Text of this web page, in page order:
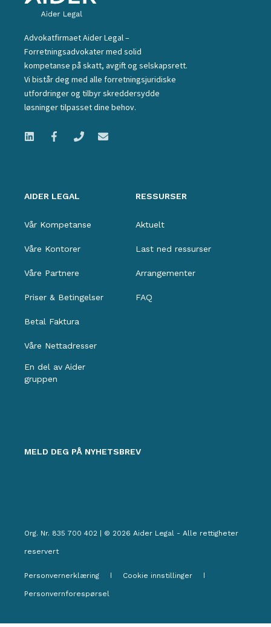
Advokatfirmaet Aider Legal –
Forretningsadvokater med solid
kompetanse på skatt, avgift og selskapsrett.
Vi bistår deg med alle forretningsjuridiske
utfordringer og tilbyr skreddersydde
løsninger tilpasset dine behov.
AIDER LEGAL
Vår Kompetanse
Våre Kontorer
Våre Partnere
Priser & Betingelser
Betal Faktura
Våre Nettadresser
En del av Aider
gruppen
RESSURSER
Aktuelt
Last ned ressurser
Arrangementer
FAQ
MELD DEG PÅ NYHETSBREV
Org. Nr. 835 700 402 | © 2026 Aider Legal - Alle rettigheter
reservert
Personvernerklæring Cookie innstillinger
Personvernforespørsel